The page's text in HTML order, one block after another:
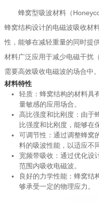
蜂窝型吸波材料（
蜂窝结构设计的电磁波吸收材
性，能够在减轻重量的同时提
材料广泛应用于减少电磁干扰
需要高效吸收电磁波的场合中。
材料特性
轻质：蜂窝结构的材料具
量敏感的应用场合。
高比强度和比刚度：由于
比强度和比刚度，能够在
可调节性：通过调整蜂窝
料的吸波性能，以适应不
宽频带吸收：通过优化设
范围内吸收电磁波。
良好的力学性能：蜂窝结
够承受一定的物理应力。